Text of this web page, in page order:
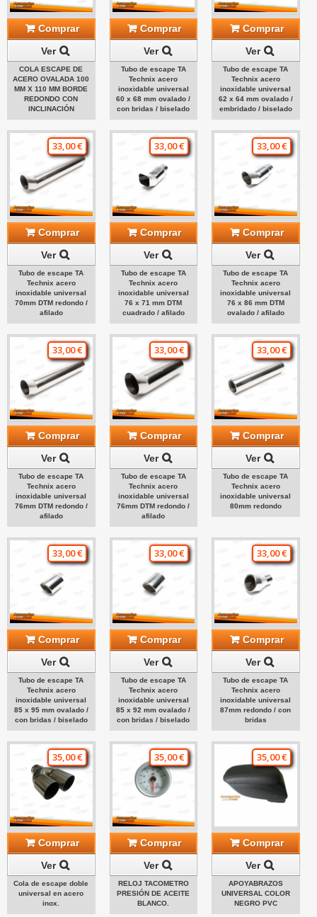
Comprar
Ver
COLA ESCAPE DE
ACERO OVALADA 100
MM X 110 MM BORDE
REDONDO CON
INCLINACIÓN
Comprar
Ver
Tubo de escape TA
Technix acero
inoxidable universal
60 x 68 mm ovalado /
con bridas / biselado
Comprar
Ver
Tubo de escape TA
Technix acero
inoxidable universal
62 x 64 mm ovalado /
embridado / biselado
33,00 €
Comprar
Ver
Tubo de escape TA
Technix acero
inoxidable universal
70mm DTM redondo /
afilado
33,00 €
Comprar
Ver
Tubo de escape TA
Technix acero
inoxidable universal
76 x 71 mm DTM
cuadrado / afilado
33,00 €
Comprar
Ver
Tubo de escape TA
Technix acero
inoxidable universal
76 x 86 mm DTM
ovalado / afilado
33,00 €
Comprar
Ver
Tubo de escape TA
Technix acero
inoxidable universal
76mm DTM redondo /
afilado
33,00 €
Comprar
Ver
Tubo de escape TA
Technix acero
inoxidable universal
76mm DTM redondo /
afilado
33,00 €
Comprar
Ver
Tubo de escape TA
Technix acero
inoxidable universal
80mm redondo
33,00 €
Comprar
Ver
Tubo de escape TA
Technix acero
inoxidable universal
85 x 95 mm ovalado /
con bridas / biselado
33,00 €
Comprar
Ver
Tubo de escape TA
Technix acero
inoxidable universal
85 x 92 mm ovalado /
con bridas / biselado
33,00 €
Comprar
Ver
Tubo de escape TA
Technix acero
inoxidable universal
87mm redondo / con
bridas
35,00 €
Comprar
Ver
Cola de escape doble
universal en acero
inox.
35,00 €
Comprar
Ver
RELOJ TACOMETRO
PRESIÓN DE ACEITE
BLANCO.
35,00 €
Comprar
Ver
APOYABRAZOS
UNIVERSAL COLOR
NEGRO PVC